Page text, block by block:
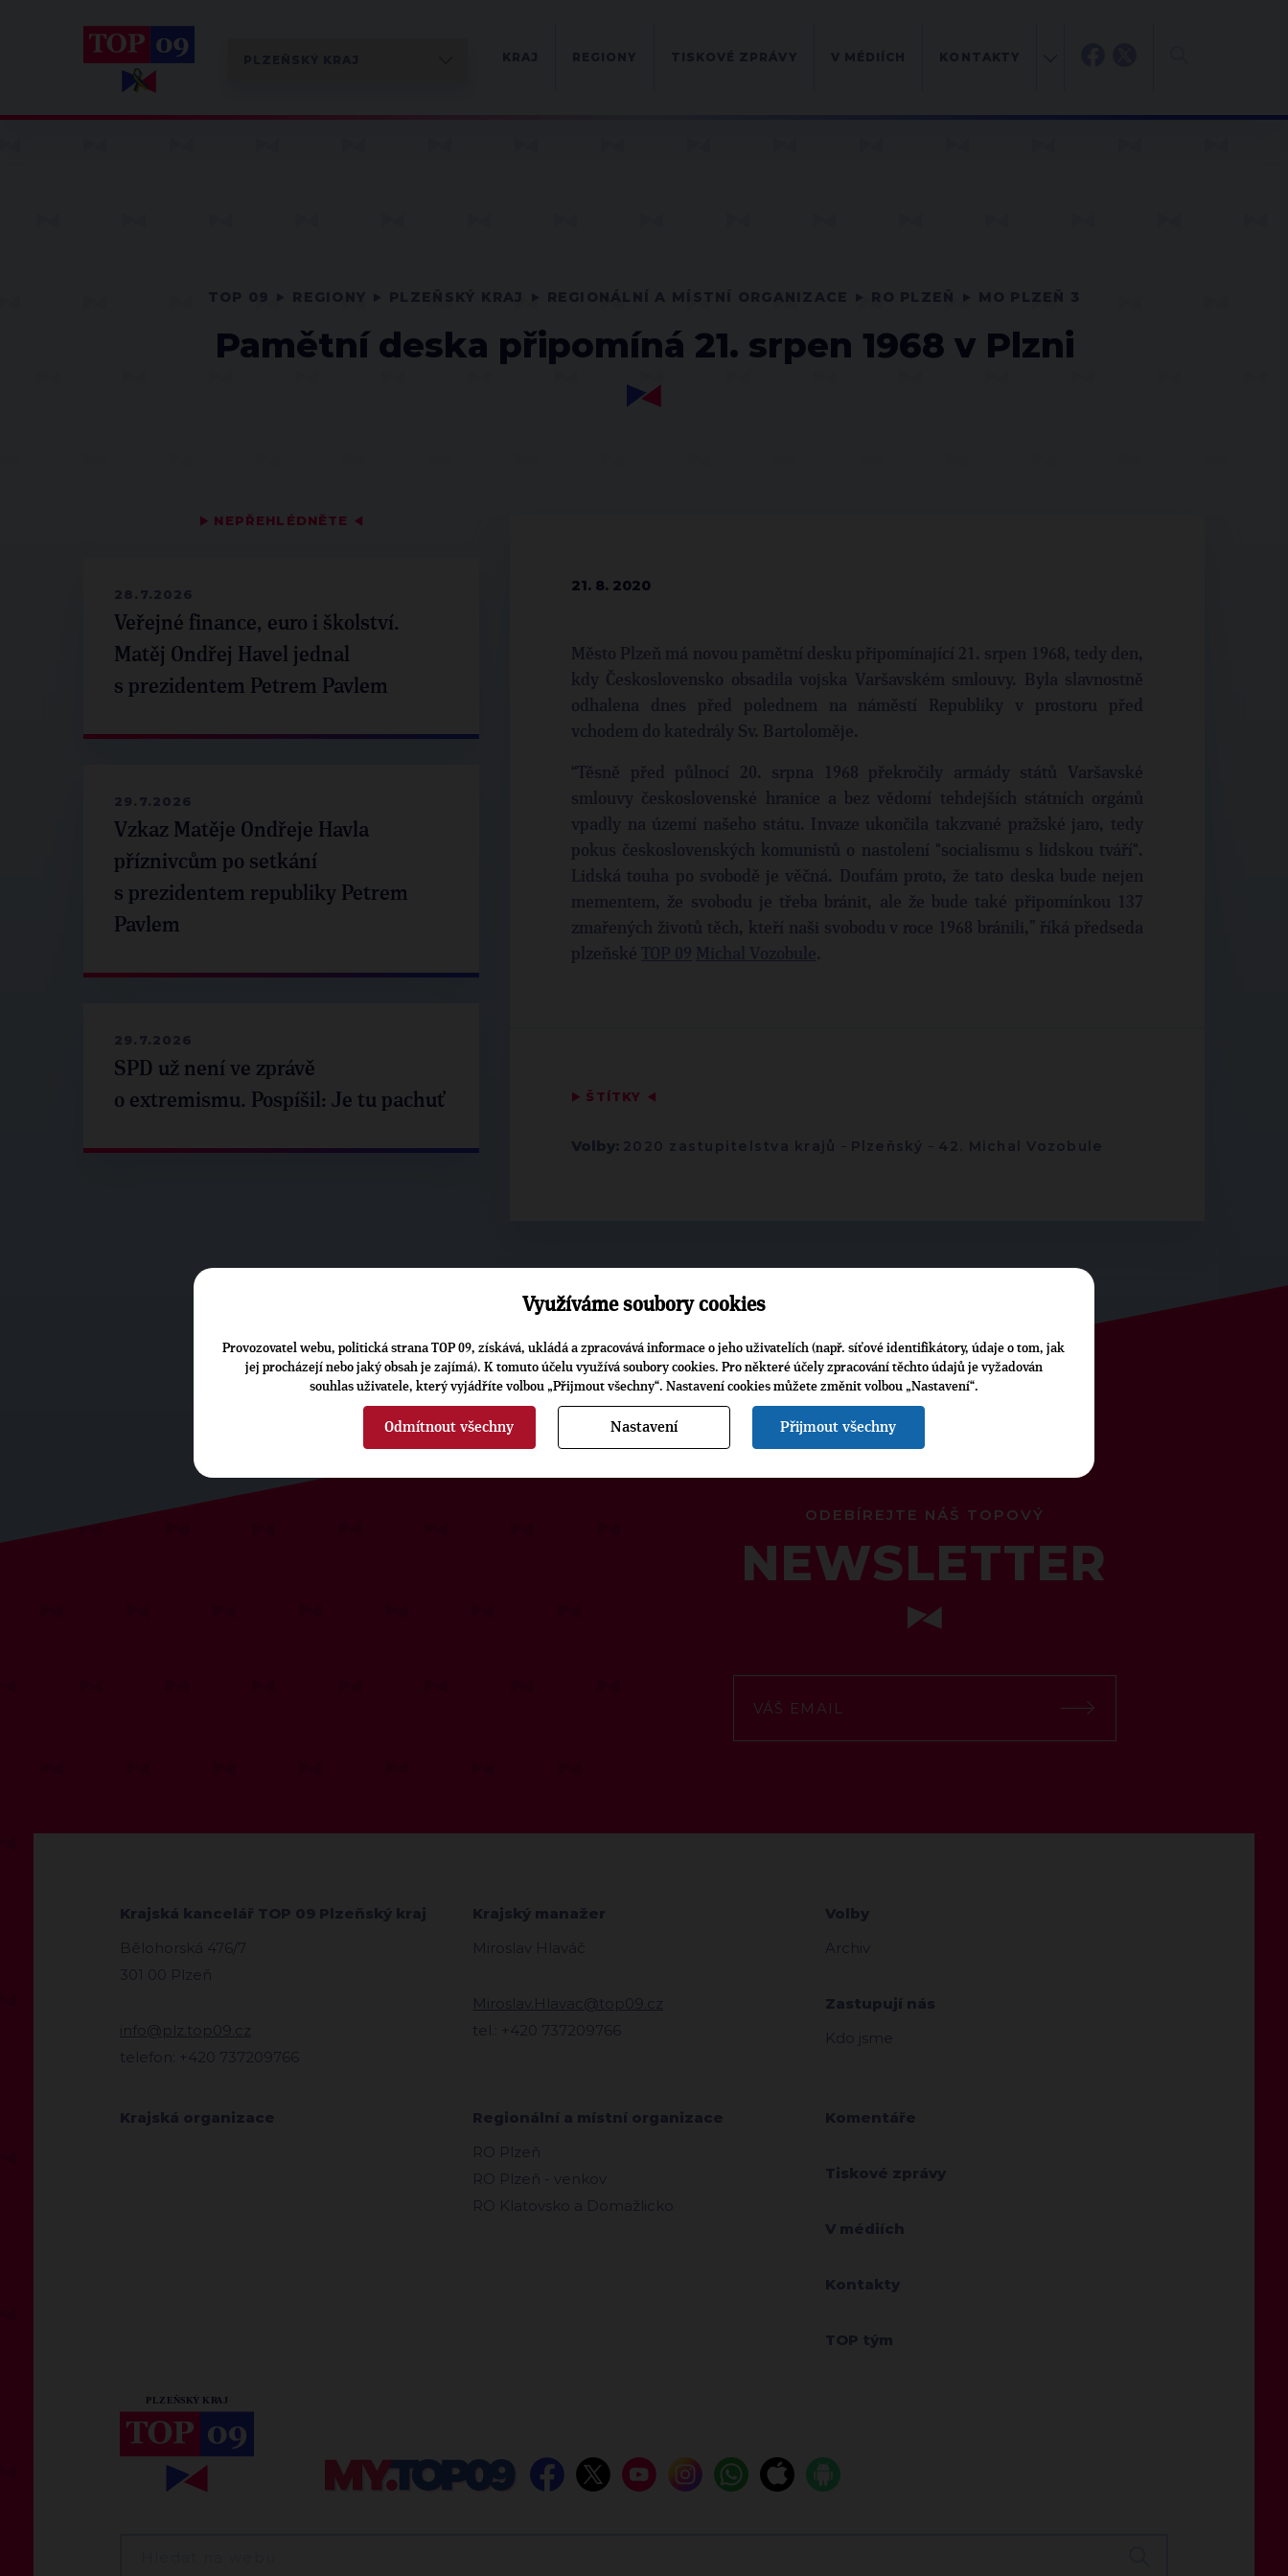
Pamětní deska připomíná 21. srpen 1968 v Plzni
▶ NEPŘEHLÉDNĚTE ◀
28.7.2026
Veřejné finance, euro i školství.
Matěj Ondřej Havel jednal
s prezidentem Petrem Pavlem
29.7.2026
Vzkaz Matěje Ondřeje Havla
příznivcům po setkání
s prezidentem republiky Petrem
Pavlem
29.7.2026
SPD už není ve zprávě
o extremismu. Pospíšil: Je tu pachuť
21. 8. 2020
Město Plzeň má novou pamětní desku připomínající 21. srpen 1968, tedy den,
kdy Československo obsadila vojska Varšavském smlouvy. Byla slavnostně
odhalena dnes před polednem na náměstí Republiky v prostoru před
vchodem do katedrály Sv. Bartoloměje.
“Těsně před půlnocí 20. srpna 1968 překročily armády států Varšavské
smlouvy československé hranice a bez vědomí tehdejších státních orgánů
vpadly na území našeho státu. Invaze ukončila takzvané pražské jaro, tedy
pokus československých komunistů o nastolení "socialismu s lidskou tváří".
Lidská touha po svobodě je věčná. Doufám proto, že tato deska bude nejen
mementem, že svobodu je třeba bránit, ale že bude také připomínkou 137
zmařených životů těch, kteří naši svobodu v roce 1968 bránili,” říká předseda
plzeňské
.
▶ ŠTÍTKY ◀
Volby: 2020 zastupitelstva krajů - Plzeňský - 42. Michal Vozobule
ODEBÍREJTE NÁŠ TOPOVÝ
NEWSLETTER
Krajská kancelář TOP 09 Plzeňský kraj
Bělohorská 476/7
301 00 Plzeň
info@plz.top09.cz
telefon: +420 737209766
Krajský manažer
Miroslav Hlaváč
Miroslav.Hlavac@top09.cz
tel.: +420 737209766
Volby
Archiv
Zastupují nás
Kdo jsme
Krajská organizace
Regionální a místní organizace
RO Plzeň
RO Plzeň - venkov
RO Klatovsko a Domažlicko
Komentáře
Tiskové zprávy
V médiích
Kontakty
TOP tým
Využíváme soubory cookies
Provozovatel webu, politická strana TOP 09, získává, ukládá a zpracovává informace o jeho uživatelích (např. síťové identifikátory, údaje o tom, jak
jej procházejí nebo jaký obsah je zajímá). K tomuto účelu využívá soubory cookies. Pro některé účely zpracování těchto údajů je vyžadován
souhlas uživatele, který vyjádříte volbou „Přijmout všechny“. Nastavení cookies můžete změnit volbou „Nastavení“.
Odmítnout všechny Nastavení Přijmout všechny